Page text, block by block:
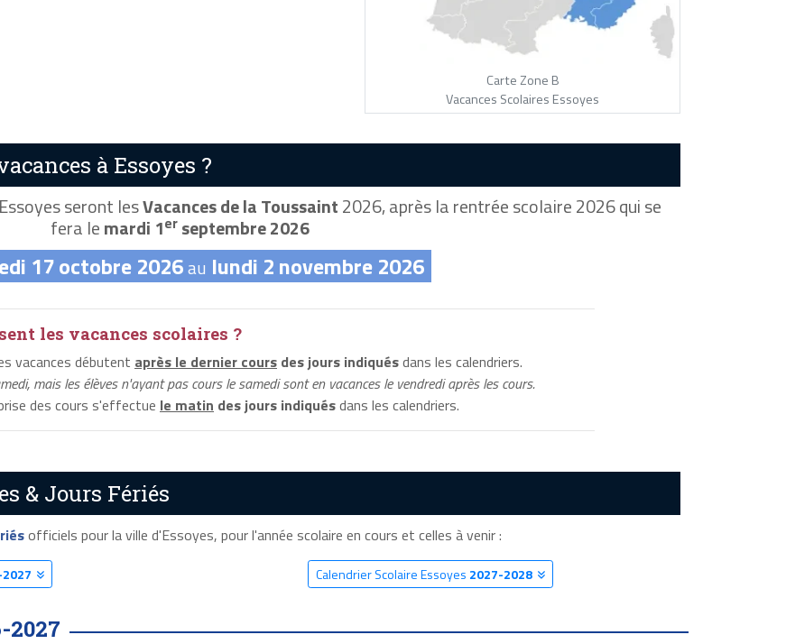
Carte Zone B
Vacances Scolaires Essoyes
à Essoyes ?
seront lesVacances de la Toussaint2026, après la rentrée scolaire 2026 qui se
fera lemardi 1erseptembre 2026
17 octobre 2026au lundi 2 novembre 2026
les vacances scolaires ?
vacances débutent après le dernier cours des jours indiquésdans les calendriers.
mais les élèves n'ayant pas cours le samedi sont en vacances le vendredi après les cours.
des cours s'effectue le matin des jours indiquésdans les calendriers.
& Jours Fériés
officiels pour la ville d'Essoyes, pour l'année scolaire en cours et celles à venir :
Calendrier Scolaire Essoyes 2027-2028
2027